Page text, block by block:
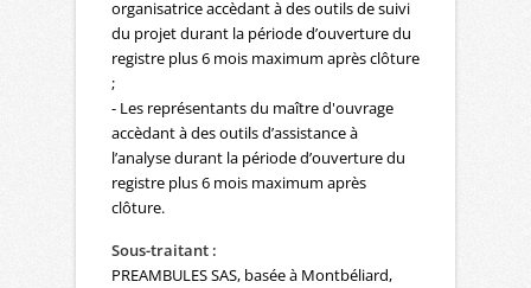
organisatrice accèdant à des outils de suivi
du projet durant la période d’ouverture du
registre plus 6 mois maximum après clôture
;
- Les représentants du maître d'ouvrage
accèdant à des outils d’assistance à
l’analyse durant la période d’ouverture du
registre plus 6 mois maximum après
clôture.
Sous-traitant :
PREAMBULES SAS, basée à Montbéliard,